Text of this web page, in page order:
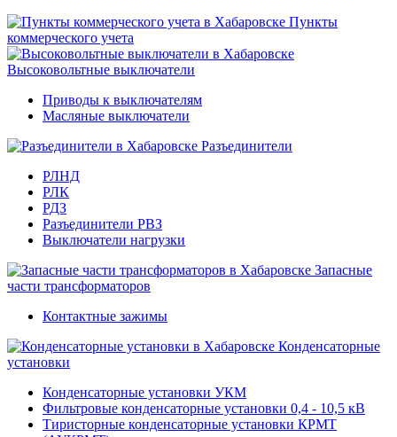
Пункты
коммерческого учета
Высоковольтные выключатели
Приводы к выключателям
Масляные выключатели
Разъединители
РЛНД
РЛК
РДЗ
Разъединители РВЗ
Выключатели нагрузки
Запасные
части трансформаторов
Контактные зажимы
Конденсаторные
установки
Конденсаторные установки УКМ
Фильтровые конденсаторные установки 0,4 - 10,5 кВ
Тиристорные конденсаторные установки КРМТ